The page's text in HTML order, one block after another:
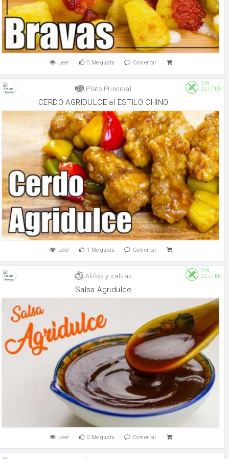
Leer 0 Me gusta Comentar
Plato Principal
SIN
GLUTEN
CERDO AGRIDULCE al ESTILO CHINO
Leer 1 Me gusta Comentar
Aliños y salsas
SIN
GLUTEN
Salsa Agridulce
Leer 0 Me gusta Comentar